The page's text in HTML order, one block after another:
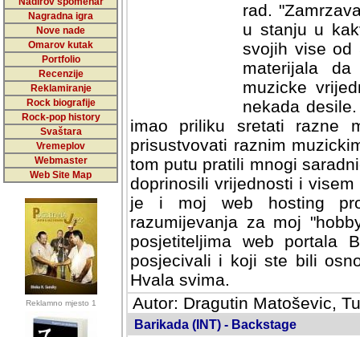
Nagradna igra
Nove nade
Omarov kutak
Portfolio
Recenzije
Reklamiranje
Rock biografije
Rock-pop history
Svaštara
Vremeplov
Webmaster
Web Site Map
Reklamno mjesto 1
rad.
u stanju u
svojih vise od
materijala
muzicke
nekada
imao priliku sretati razne
prisustvovati raznim
tom putu pratili mnogi
doprinosili vrijednosti i
je i moj web hosting
razumijevanja za moj
posjetiteljima web portala
posjecivali i koji ste bili
Hvala svima.
Autor: Dragutin Matoševic,
Barikada (INT) - Backstage